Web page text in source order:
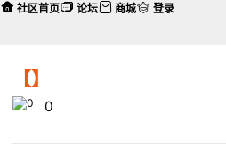
【】
0
社区首页 论坛 商城 登录